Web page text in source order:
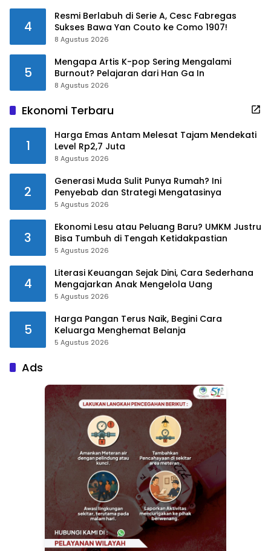
4
Resmi Berlabuh di Serie A, Cesc Fabregas
Sukses Bawa Yan Couto ke Como 1907!
8 Agustus 2026
5
Mengapa Artis K-pop Sering Mengalami
Burnout? Pelajaran dari Han Ga In
8 Agustus 2026
Ekonomi Terbaru
1
Harga Emas Antam Melesat Tajam Mendekati
Level Rp2,7 Juta
8 Agustus 2026
2
Generasi Muda Sulit Punya Rumah? Ini
Penyebab dan Strategi Mengatasinya
5 Agustus 2026
3
Ekonomi Lesu atau Peluang Baru? UMKM Justru
Bisa Tumbuh di Tengah Ketidakpastian
5 Agustus 2026
4
Literasi Keuangan Sejak Dini, Cara Sederhana
Mengajarkan Anak Mengelola Uang
5 Agustus 2026
5
Harga Pangan Terus Naik, Begini Cara
Keluarga Menghemat Belanja
5 Agustus 2026
Ads